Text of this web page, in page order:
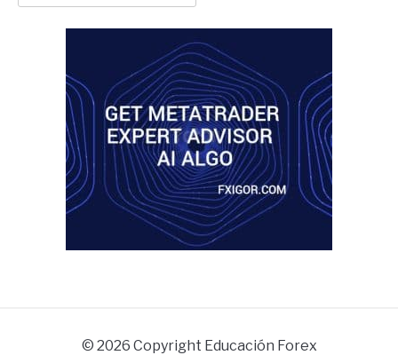
for:
© 2026 Copyright Educación Forex